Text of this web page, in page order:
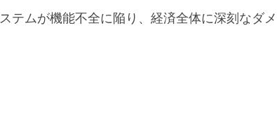
テムが機能不全に陥り、経済全体に深刻なダメ